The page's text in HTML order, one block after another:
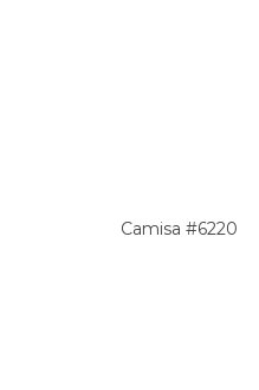
Camisa #6220